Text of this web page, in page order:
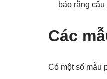
bảo rằng
Các
Có một số mẫu